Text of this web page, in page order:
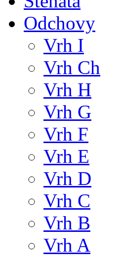
Odchovy
Vrh I
Vrh Ch
Vrh H
Vrh G
Vrh F
Vrh E
Vrh D
Vrh C
Vrh B
Vrh A